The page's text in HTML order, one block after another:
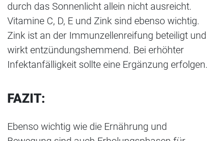
durch das Sonnenlicht allein nicht ausreicht.
Vitamine C, D, E und Zink sind ebenso wichtig.
Zink ist an der Immunzellenreifung beteiligt und
wirkt entzündungshemmend. Bei erhöhter
Infektanfälligkeit sollte eine Ergänzung erfolgen.
FAZIT:
Ebenso wichtig wie die Ernährung und